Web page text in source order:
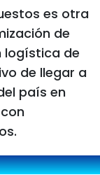
es otra
de
logística de
de llegar a
país en